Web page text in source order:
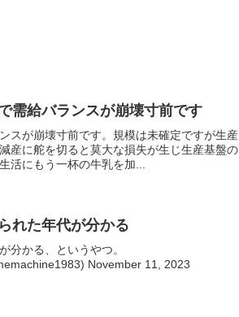
需給バランスが崩壊寸前です
スが崩壊寸前です。規模は未確定ですが生産
産に舵を切ると莫大な損失が生じ生産基盤の
活にもう一杯の牛乳を加...
れた年代が分かる
分かる、というやつ。
November 11, 2023